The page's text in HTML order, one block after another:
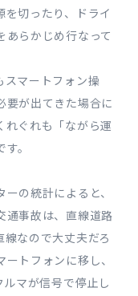
を切ったり、ドライ
あらかじめ行なって
スマートフォン操
要が出てきた場合に
れぐれも「ながら運
。
の統計によると、
通事故は、直線道路
なので大丈夫だろ
トフォンに移し、
マが信号で停止し